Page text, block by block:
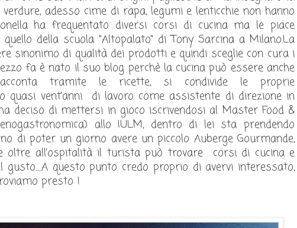
adesso cime di rapa, legumi e lenticchie non hanno
ha frequentato diversi corsi di cucina ma le piace
della scuola "Altopalato" di Tony Sarcina a Milano.La
sinonimo di qualità dei prodotti e quindi sceglie con cura i
fa è nato il suo blog perchè la cucina può essere anche
tramite le ricette, si condivide le proprie
quasi vent'anni di lavoro come assistente di direzione in
deciso di mettersi in gioco iscrivendosi al Master Food &
allo IULM, dentro di lei sta prendendo
di poter un giorno avere un piccolo Auberge Gourmande,
oltre all'ospitalità il turista può trovare corsi di cucina e
questo punto credo proprio di avervi interessato,
presto !